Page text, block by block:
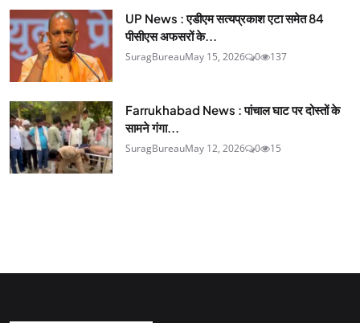
UP News : एडीएम सत्यप्रकाश एटा समेत 84
पीसीएस अफसरों के...
SuragBureauMay 15, 2026 0 137
Farrukhabad News : पांचाल घाट पर दोस्तों के
सामने गंगा...
SuragBureauMay 12, 2026 0 15